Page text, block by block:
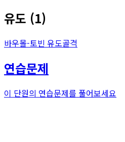
유도 (1)
바우몰-토빈 유도골격
연습문제
이 단원의 연습문제를 풀어보세요